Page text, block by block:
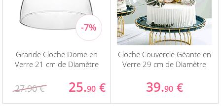
Grande Cloche Dome en
Verre 21 cm de Diamètre
27.90 € 25.90 €
Cloche Couvercle Géante en
Verre 29 cm de Diamètre
39.90 €